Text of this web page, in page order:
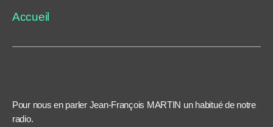
Accueil
Pour nous en parler Jean-François MARTIN un habitué de notre
radio.